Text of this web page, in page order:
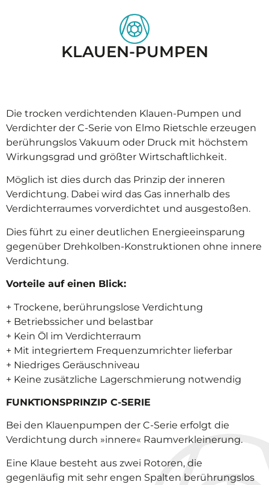
KLAUEN-PUMPEN
Die trocken verdichtenden Klauen-Pumpen und
Verdichter der C-Serie von Elmo Rietschle erzeugen
berührungslos Vakuum oder Druck mit höchstem
Wirkungsgrad und größter Wirtschaftlichkeit.
Möglich ist dies durch das Prinzip der inneren
Verdichtung. Dabei wird das Gas innerhalb des
Verdichterraumes vorverdichtet und ausgestoßen.
Dies führt zu einer deutlichen Energieeinsparung
gegenüber Drehkolben-Konstruktionen ohne innere
Verdichtung.
Vorteile auf einen Blick:
+ Trockene, berührungslose Verdichtung
+ Betriebssicher und belastbar
+ Kein Öl im Verdichterraum
+ Mit integriertem Frequenzumrichter lieferbar
+ Niedriges Geräuschniveau
+ Keine zusätzliche Lagerschmierung notwendig
FUNKTIONSPRINZIP C-SERIE
Bei den Klauenpumpen der C-Serie erfolgt die
Verdichtung durch »innere« Raumverkleinerung.
Eine Klaue besteht aus zwei Rotoren, die
gegenläufig mit sehr engen Spalten berührungslos